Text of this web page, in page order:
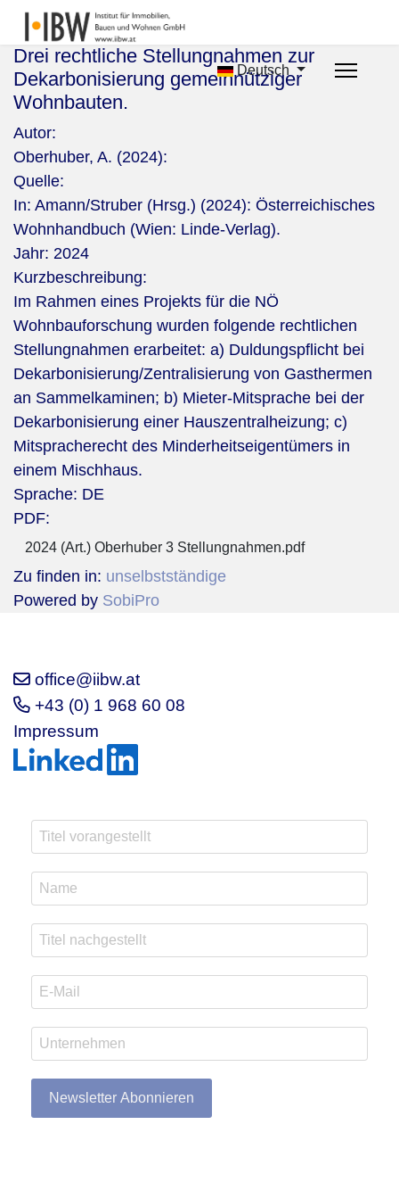
Deutsch
Drei rechtliche Stellungnahmen zur
Dekarbonisierung gemeinnütziger
Wohnbauten.
Autor:
Oberhuber, A. (2024):
Quelle:
In: Amann/Struber (Hrsg.) (2024): Österreichisches
Wohnhandbuch (Wien: Linde-Verlag).
Jahr: 2024
Kurzbeschreibung:
Im Rahmen eines Projekts für die NÖ
Wohnbauforschung wurden folgende rechtlichen
Stellungnahmen erarbeitet: a) Duldungspflicht bei
Dekarbonisierung/Zentralisierung von Gasthermen
an Sammelkaminen; b) Mieter-Mitsprache bei der
Dekarbonisierung einer Hauszentralheizung; c)
Mitspracherecht des Minderheitseigentümers in
einem Mischhaus.
Sprache: DE
PDF:
2024 (Art.) Oberhuber 3 Stellungnahmen.pdf
Zu finden in: unselbstständige
Powered by SobiPro
office@iibw.at
+43 (0) 1 968 60 08
Impressum
Newsletter Abonnieren